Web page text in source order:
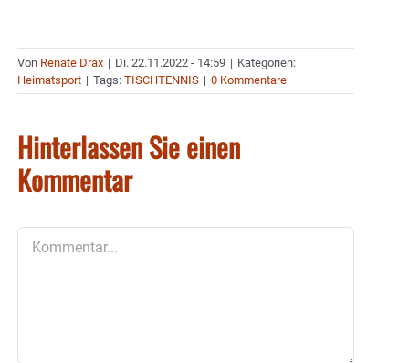
Von Renate Drax | Di. 22.11.2022 - 14:59 | Kategorien:
Heimatsport | Tags: TISCHTENNIS | 0 Kommentare
Hinterlassen Sie einen
Kommentar